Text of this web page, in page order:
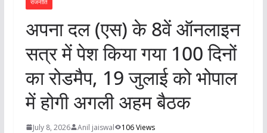
अपना दल (एस) के 8वें ऑनलाइन
सत्र में पेश किया गया 100 दिनों
का रोडमैप, 19 जुलाई को भोपाल
में होगी अगली अहम बैठक
July 8, 2026 Anil jaiswal 106 Views